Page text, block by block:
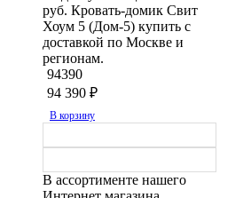
руб. Кровать-домик Свит
Хоум 5 (Дом-5) купить с
доставкой по Москве и
регионам.
94390
94 390 ₽
В корзину
В ассортименте нашего